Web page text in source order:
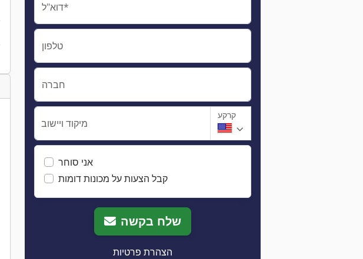
דוא"ל*
טלפון
חברה
מיקוד ויישוב
קרקע
אני סוחר
קבל הצעות על מכונות דומות
שלח בקשה
הצהרת פרטיות